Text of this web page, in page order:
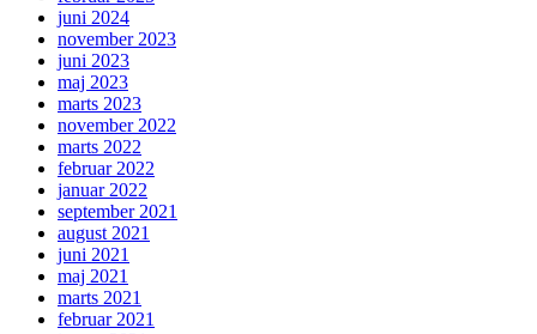
juni 2024
november 2023
juni 2023
maj 2023
marts 2023
november 2022
marts 2022
februar 2022
januar 2022
september 2021
august 2021
juni 2021
maj 2021
marts 2021
februar 2021